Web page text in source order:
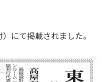
にて掲載されました。